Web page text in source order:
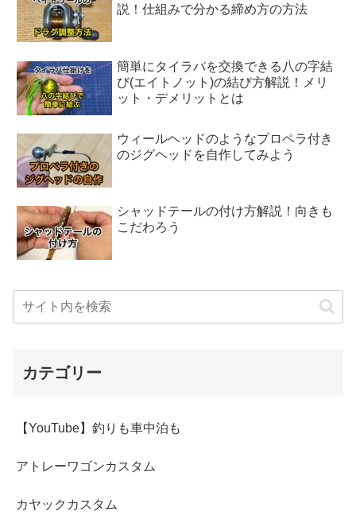
説！仕組みで分かる締め方の方法
簡単にタイラバを交換できる八の字結
び(エイトノット)の結び方解説！メリ
ット・デメリットとは
ウィールヘッドのようなプロペラ付き
のジグヘッドを自作してみよう
シャッドテールの付け方解説！向きも
こだわろう
カテゴリー
【YouTube】釣りも車中泊も
アトレーワゴンカスタム
カヤックカスタム